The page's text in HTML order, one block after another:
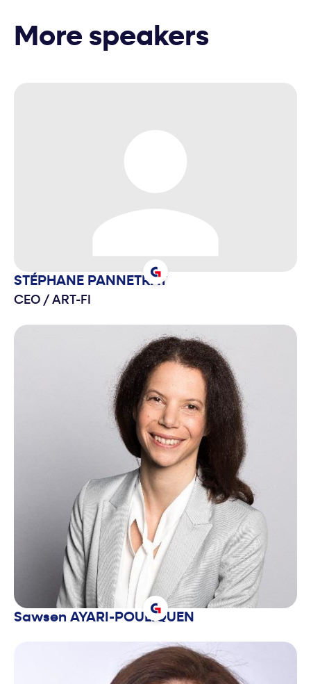
More speakers
STÉPHANE PANNETRAT
CEO / ART-FI
Sawsen AYARI-POULIQUEN